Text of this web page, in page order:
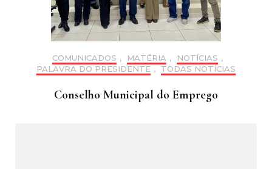
COMUNICADOS , MATÉRIA , NOTÍCIAS ,
PALAVRA DO PRESIDENTE , TODAS NOTÍCIAS
Conselho Municipal do Emprego